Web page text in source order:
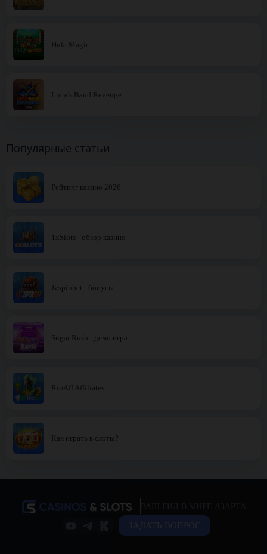
Hula Magic
Luca’s Band Revenge
Популярные статьи
Рейтинг казино 2026
1xSlots - обзор казино
Jvspinbet - бонусы
Sugar Rush - демо игра
RioAff Affiliates
Как играть в слоты?
ЗАДАТЬ ВОПРОС